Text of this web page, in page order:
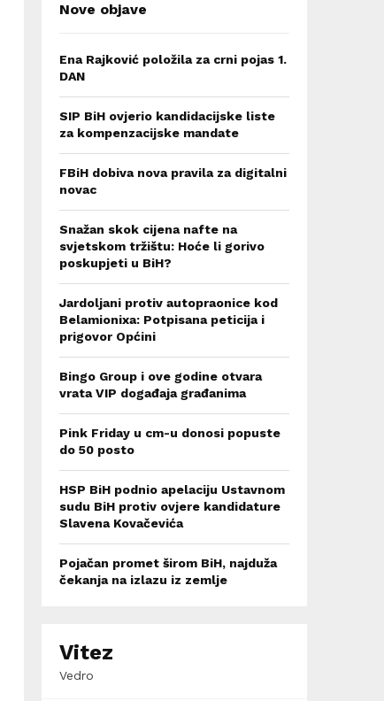
Nove objave
Ena Rajković položila za crni pojas 1.
DAN
SIP BiH ovjerio kandidacijske liste
za kompenzacijske mandate
FBiH dobiva nova pravila za digitalni
novac
Snažan skok cijena nafte na
svjetskom tržištu: Hoće li gorivo
poskupjeti u BiH?
Jardoljani protiv autopraonice kod
Belamionixa: Potpisana peticija i
prigovor Općini
Bingo Group i ove godine otvara
vrata VIP događaja građanima
Pink Friday u cm-u donosi popuste
do 50 posto
HSP BiH podnio apelaciju Ustavnom
sudu BiH protiv ovjere kandidature
Slavena Kovačevića
Pojačan promet širom BiH, najduža
čekanja na izlazu iz zemlje
Vitez
Vedro